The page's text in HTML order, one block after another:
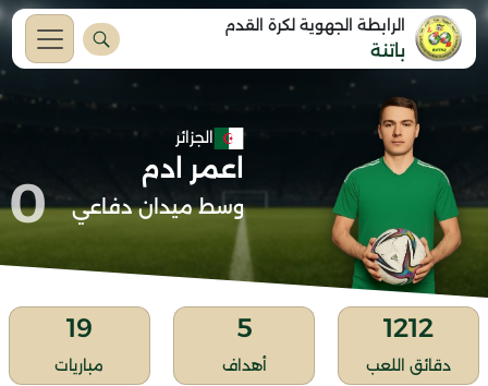
الرابطة الجهوية لكرة القدم
باتنة
الجزائر
اعمر ادم
وسط ميدان دفاعي 0
1212
دقائق اللعب
5
أهداف
19
مباريات